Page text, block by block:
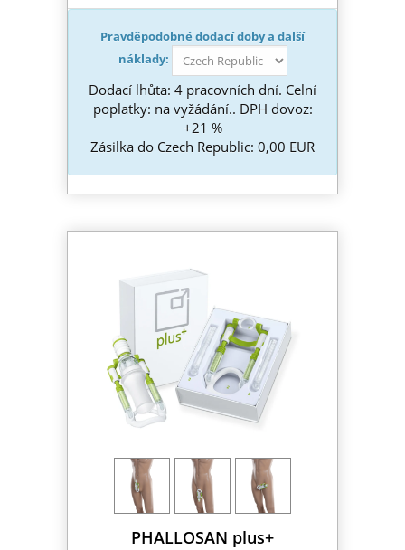
Pravděpodobné dodací doby a další
náklady:
Dodací lhůta: 4 pracovních dní. Celní
poplatky: na vyžádání.. DPH dovoz:
+21 %
Zásilka do Czech Republic: 0,00 EUR
PHALLOSAN plus+